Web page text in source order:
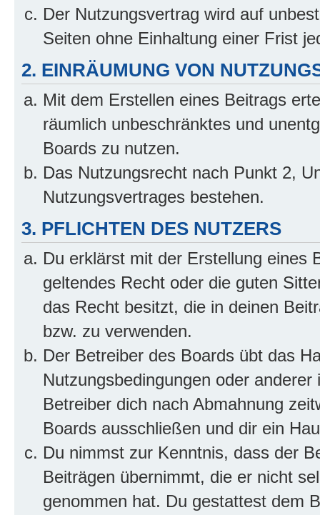
Der Nutzungsvertrag wird auf
Seiten ohne Einhaltung einer Frist
2. EINRÄUMUNG VON
Mit dem Erstellen eines Beitrags
räumlich unbeschränktes und
Boards zu nutzen.
Das Nutzungsrecht nach Punkt 2,
Nutzungsvertrages bestehen.
3. PFLICHTEN DES NUTZERS
Du erklärst mit der Erstellung eines
geltendes Recht oder die guten
das Recht besitzt, die in deinen
bzw. zu verwenden.
Der Betreiber des Boards übt das
Nutzungsbedingungen oder
Betreiber dich nach Abmahnung
Boards ausschließen und dir ein
Du nimmst zur Kenntnis, dass der
Beiträgen übernimmt, die er nicht
genommen hat. Du gestattest dem